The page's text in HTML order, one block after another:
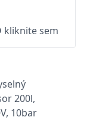
kliknite sem